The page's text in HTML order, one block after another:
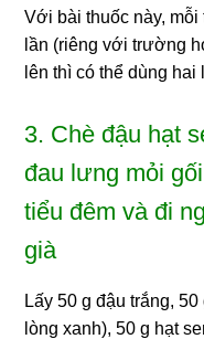
Với bài thuốc này,
lần (riêng với trường
lên thì có thể dùng hai
3. Chè đậu hạt
đau lưng mỏi
tiểu đêm và đi
già
Lấy 50 g đậu trắng,
lòng xanh), 50 g hạt